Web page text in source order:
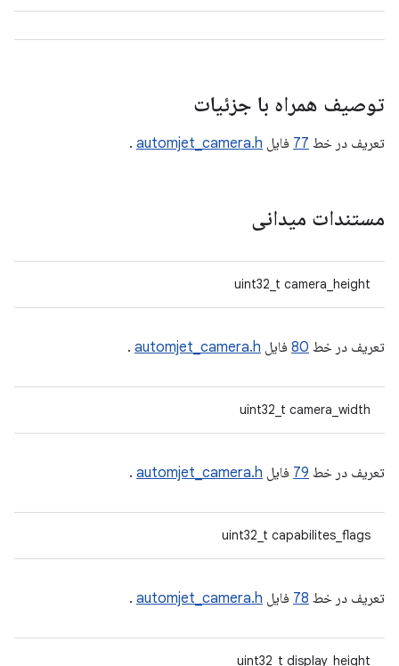
توصیف همراه با جزئیات
تعریف در خط 77 فایل automjet_camera.h
.
مستندات میدانی
uint32_t camera_height
تعریف در خط 80 فایل automjet_camera.h
.
uint32_t camera_width
تعریف در خط 79 فایل automjet_camera.h
.
uint32_t capabilites_flags
تعریف در خط 78 فایل automjet_camera.h
.
uint32_t display_height